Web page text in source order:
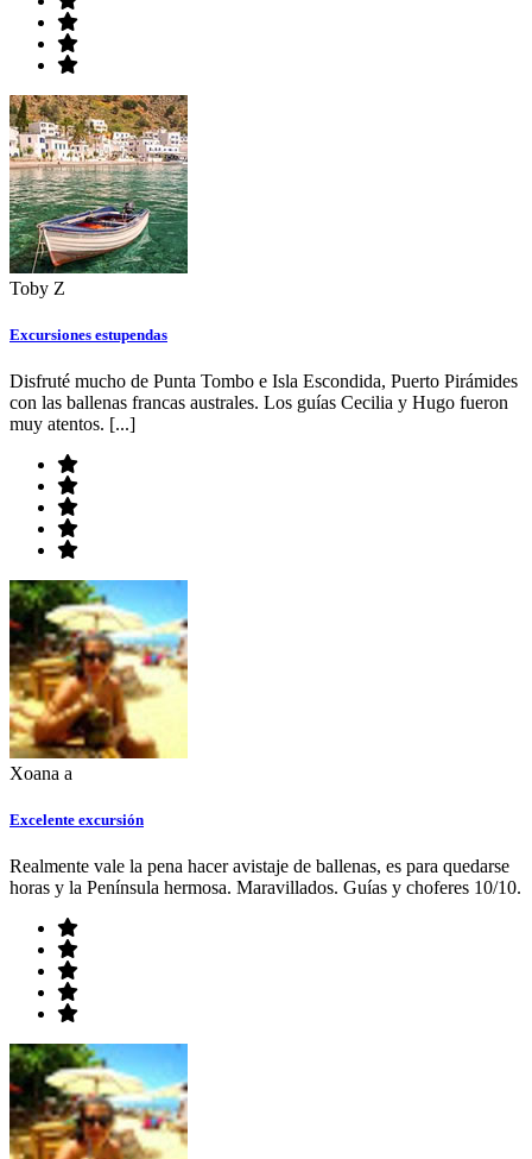
Toby Z
Excursiones estupendas
Disfruté mucho de Punta Tombo e Isla Escondida, Puerto Pirámides
con las ballenas francas australes. Los guías Cecilia y Hugo fueron
muy atentos. [...]
Xoana a
Excelente excursión
Realmente vale la pena hacer avistaje de ballenas, es para quedarse
horas y la Península hermosa. Maravillados. Guías y choferes 10/10.